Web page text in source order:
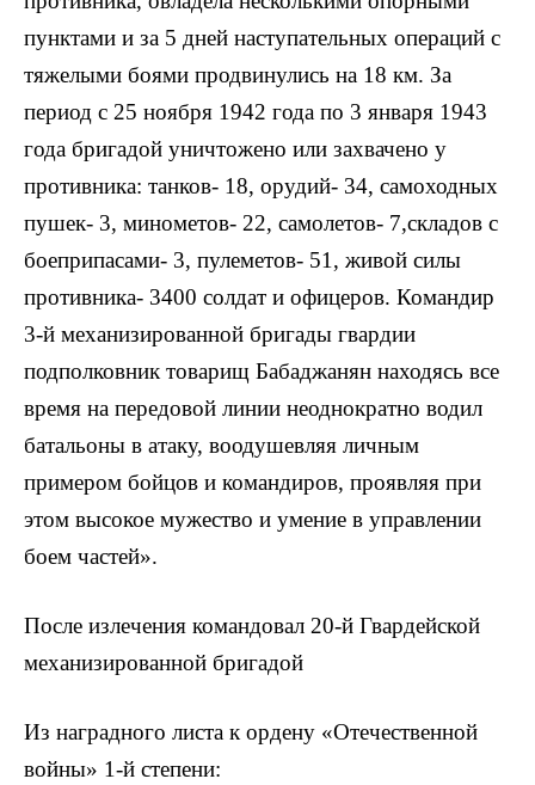
пунктами и за 5 дней наступательных операций с
тяжелыми боями продвинулись на 18 км. За
период с 25 ноября 1942 года по 3 января 1943
года бригадой уничтожено или захвачено у
противника: танков- 18, орудий- 34, самоходных
пушек- 3, минометов- 22, самолетов- 7,складов с
боеприпасами- 3, пулеметов- 51, живой силы
противника- 3400 солдат и офицеров. Командир
3-й механизированной бригады гвардии
подполковник товарищ Бабаджанян находясь все
время на передовой линии неоднократно водил
батальоны в атаку, воодушевляя личным
примером бойцов и командиров, проявляя при
этом высокое мужество и умение в управлении
боем частей».
После излечения командовал 20-й Гвардейской
механизированной бригадой
Из наградного листа к ордену «Отечественной
войны» 1-й степени: